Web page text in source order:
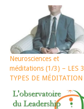
Neurosciences et
méditations (1/3) – LES 3
TYPES DE MÉDITATION